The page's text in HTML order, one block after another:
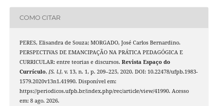
COMO CITAR
PERES, Elisandra de Souza; MORGADO, José Carlos Bernardino.
PERSPECTIVAS DE EMANCIPAÇÃO NA PRÁTICA PEDAGÓGICA E
CURRICULAR: entre teorias e discursos. Revista Espaço do
Currículo, [S. l.], v. 13, n. 1, p. 209–225, 2020. DOI: 10.22478/ufpb.1983-
1579.2020v13n1.41990. Disponível em:
https://periodicos.ufpb.br/index.php/rec/article/view/41990. Acesso
em: 8 ago. 2026.